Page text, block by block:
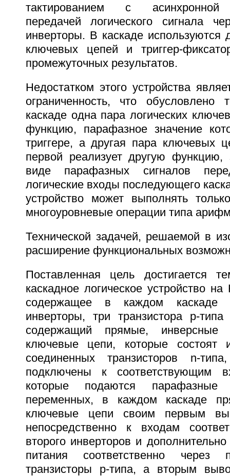
тактированием с асинхронной
передачей логического сигнала
инверторы. В каскаде используются
ключевых цепей и триггер-
промежуточных результатов.
Недостатком этого устройства
ограниченность, что
каскаде одна пара логических
функцию, парафазное значение
триггере, а другая пара ключевых
первой реализует другую функцию,
виде парафазных сигналов
логические входы последующего
устройство может выполнять
многоуровневые операции типа
Технической задачей, решаемой в
расширение функциональных
Поставленная цель достигается
каскадное логическое устройство
содержащее в каждом каскаде
инверторы, три транзистора p-
содержащий прямые, инверсные
ключевые цепи, которые состоят
соединенных транзисторов n-
подключены к соответствующим
которые подаются парафазные
переменных, в каждом каскаде
ключевые цепи своим первым
непосредственно к входам
второго инверторов и
питания соответственно
транзисторы p-типа, а вторым